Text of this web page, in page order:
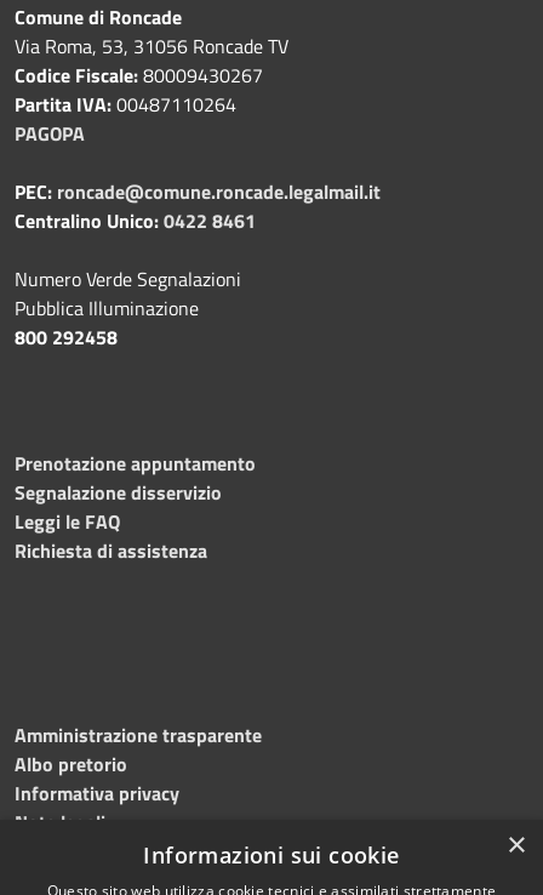
Comune di Roncade
Via Roma, 53, 31056 Roncade TV
Codice Fiscale:80009430267
Partita IVA:00487110264
PAGOPA
PEC: roncade@comune.roncade.legalmail.it
Centralino Unico:0422 8461
Numero Verde Segnalazioni
Pubblica Illuminazione
800 292458
Prenotazione appuntamento
Segnalazione disservizio
Leggi le FAQ
Richiesta di assistenza
Amministrazione trasparente
Albo pretorio
Informativa privacy
Note legali
Dichiarazione di accessibilità
×
Informazioni sui cookie
Questo sito web utilizza cookie tecnici e assimilati strettamente